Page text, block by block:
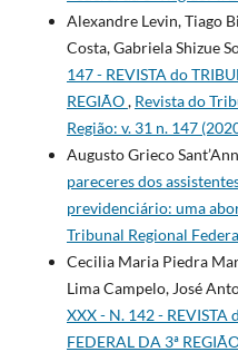
Alexandre Levin, Tiago
Costa, Gabriela Shizue
147 - REVISTA do
REGIÃO, Revista do
Região: v. 31 n. 147
Augusto Grieco
pareceres dos
previdenciário: uma
Tribunal Regional
Cecilia Maria Piedra
Lima Campelo, José
XXX - N. 142 - REVISTA
FEDERAL DA 3ª